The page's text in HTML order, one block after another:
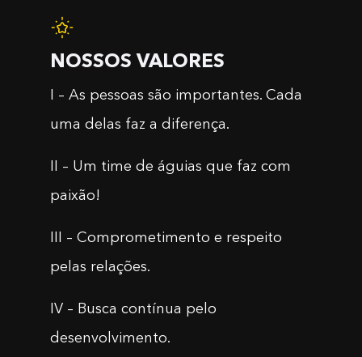
NOSSOS VALORES
I – As pessoas são importantes. Cada
uma delas faz a diferença.
II – Um time de águias que faz com
paixão!
III – Comprometimento e respeito
pelas relações.
IV – Busca contínua pelo
desenvolvimento.